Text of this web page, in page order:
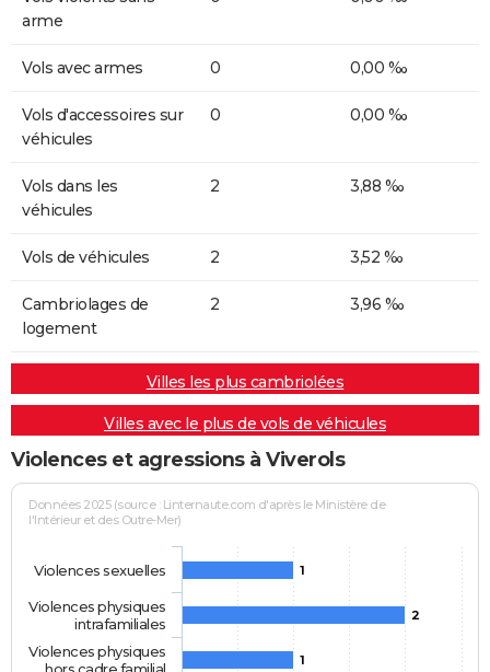
arme
Vols avec armes 0 0,00 ‰
Vols d'accessoires sur
véhicules
0 0,00 ‰
Vols dans les
véhicules
2 3,88 ‰
Vols de véhicules 2 3,52 ‰
Cambriolages de
logement
2 3,96 ‰
Villes les plus cambriolées
Villes avec le plus de vols de véhicules
Violences et agressions à Viverols
Données 2025 (source : Linternaute.com d'après le Ministère de
l'Intérieur et des Outre-Mer)
1
2
1
Violences sexuelles
Violences physiques
intrafamiliales
Violences physiques